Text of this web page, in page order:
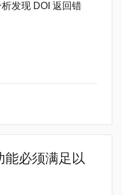
发现 DOI 返回错
能必须满足以